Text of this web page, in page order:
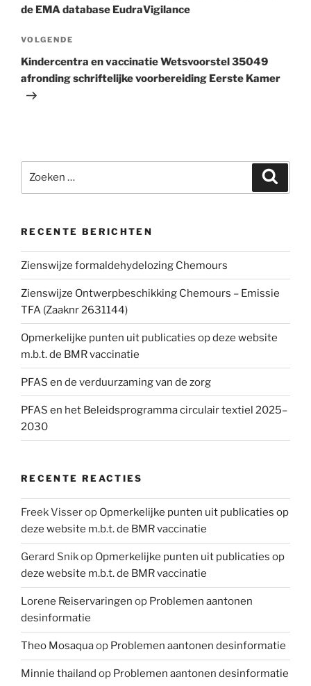
de EMA database EudraVigilance
Volgend
bericht
VOLGENDE
Kindercentra en vaccinatie Wetsvoorstel 35049
afronding schriftelijke voorbereiding Eerste Kamer
naar:
RECENTE BERICHTEN
Zienswijze formaldehydelozing Chemours
Zienswijze Ontwerpbeschikking Chemours – Emissie
TFA (Zaaknr 2631144)
Opmerkelijke punten uit publicaties op deze website
m.b.t. de BMR vaccinatie
PFAS en de verduurzaming van de zorg
PFAS en het Beleidsprogramma circulair textiel 2025–
2030
RECENTE REACTIES
Freek Visserop Opmerkelijke punten uit publicaties op
deze website m.b.t. de BMR vaccinatie
Gerard Snikop Opmerkelijke punten uit publicaties op
deze website m.b.t. de BMR vaccinatie
Lorene Reiservaringen op Problemen aantonen
desinformatie
Theo Mosaquaop Problemen aantonen desinformatie
Minnie thailand op Problemen aantonen desinformatie